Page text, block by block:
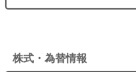
株式・為替情報